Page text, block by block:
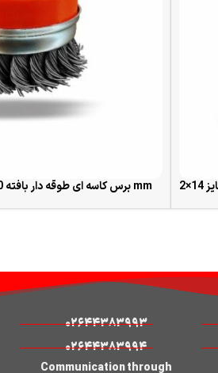
برس کاسه ای طوقه دار بافته 70 یال 17 مرکز مهره سایز 14×2 mm
02644383993
02644383994
Communication through